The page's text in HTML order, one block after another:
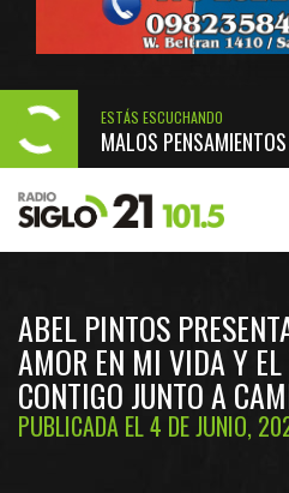
ESTÁS ESCUCHANDO
MALOS PENSAMIENTOS
ABEL PINTOS
AMOR EN MI VIDA Y
CONTIGO JUNTO A
PUBLICADA EL 4 DE JUNIO,